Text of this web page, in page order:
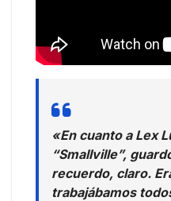
«En cuanto a Lex
“Smallville”,
recuerdo, claro.
trabajábamos